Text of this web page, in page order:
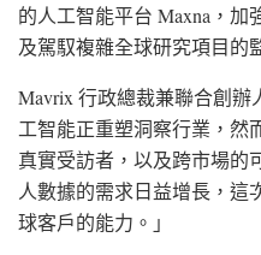
的人工智能平台 Maxna，
及駕馭複雜全球研究項目的
Mavrix 行政總裁兼聯合創辦
工智能正重塑洞察行業，然
真實受訪者，以及跨市場的
人數據的需求日益增長，這
球客戶的能力。」